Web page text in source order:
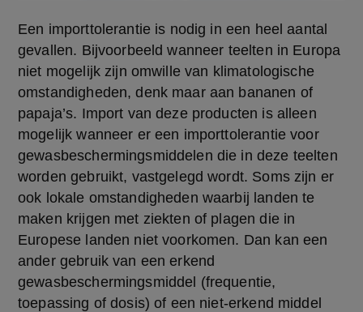
Een importtolerantie is nodig in een heel aantal
gevallen. Bijvoorbeeld wanneer teelten in Europa
niet mogelijk zijn omwille van klimatologische
omstandigheden, denk maar aan bananen of
papaja’s. Import van deze producten is alleen
mogelijk wanneer er een importtolerantie voor
gewasbeschermingsmiddelen die in deze teelten
worden gebruikt, vastgelegd wordt. Soms zijn er
ook lokale omstandigheden waarbij landen te
maken krijgen met ziekten of plagen die in
Europese landen niet voorkomen. Dan kan een
ander gebruik van een erkend
gewasbeschermingsmiddel (frequentie,
toepassing of dosis) of een niet-erkend middel